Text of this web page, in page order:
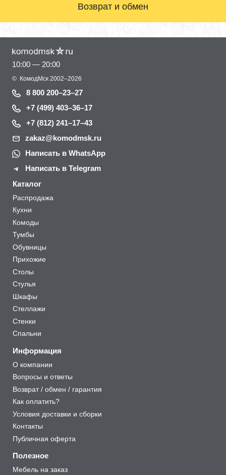
Возврат и обмен
10:00 — 20:00
© КомодМск 2002–2026
8 800 200–23–27
+7 (499) 403–36–17
+7 (812) 241–17–43
zakaz@komodmsk.ru
Написать в WhatsApp
Написать в Telegram
Каталог
Распродажа
Кухни
Комоды
Тумбы
Обувницы
Прихожие
Столы
Стулья
Шкафы
Стеллажи
Стенки
Спальни
Информация
О компании
Вопросы и ответы
Возврат / обмен / гарантия
Как оплатить?
Условия доставки и сборки
Контакты
Публичная оферта
Полезное
Мебель на заказ